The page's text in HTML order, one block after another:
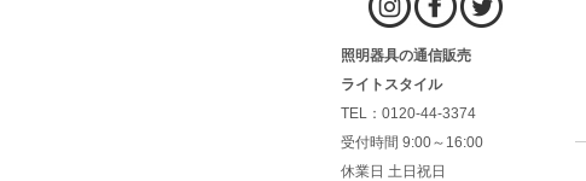
照明器具の通信販売
ライトスタイル
TEL：0120-44-3374
受付時間 9:00～16:00
休業日 土日祝日